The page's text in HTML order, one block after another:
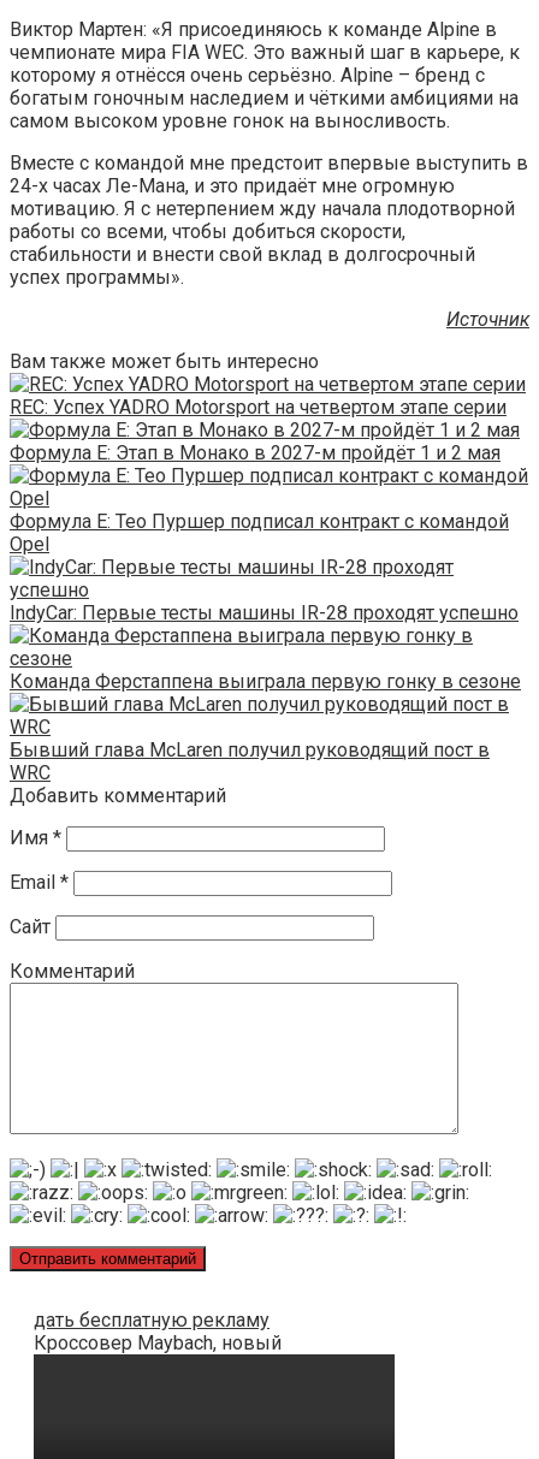
Виктор Мартен: «Я присоединяюсь к команде Alpine в
чемпионате мира FIA WEC. Это важный шаг в карьере, к
которому я отнёсся очень серьёзно. Alpine – бренд с
богатым гоночным наследием и чёткими амбициями на
самом высоком уровне гонок на выносливость.
Вместе с командой мне предстоит впервые выступить в
24-х часах Ле-Мана, и это придаёт мне огромную
мотивацию. Я с нетерпением жду начала плодотворной
работы со всеми, чтобы добиться скорости,
стабильности и внести свой вклад в долгосрочный
успех программы».
Источник
Вам также может быть интересно
REC: Успех YADRO Motorsport на четвертом этапе серии
Формула E: Этап в Монако в 2027-м пройдёт 1 и 2 мая
Формула E: Тео Пуршер подписал контракт с командой
Opel
IndyCar: Первые тесты машины IR-28 проходят успешно
Команда Ферстаппена выиграла первую гонку в сезоне
Бывший глава McLaren получил руководящий пост в
WRC
Добавить комментарий
Имя *
Email *
Сайт
Комментарий
дать бесплатную рекламу
Кроссовер Maybach, новый